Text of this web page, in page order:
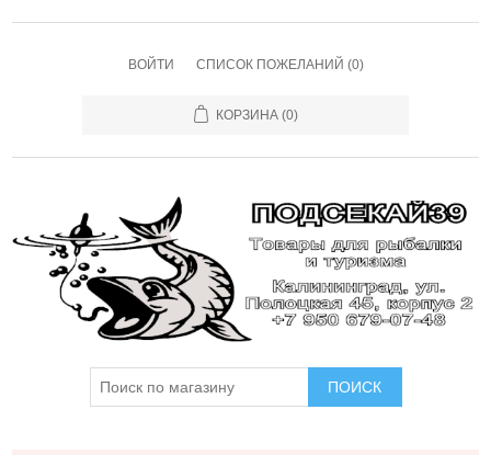
ВОЙТИ СПИСОК ПОЖЕЛАНИЙ (0)
КОРЗИНА (0)
ПОИСК